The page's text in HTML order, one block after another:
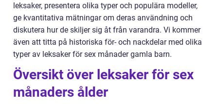
leksaker, presentera olika typer och populära modeller,
ge kvantitativa mätningar om deras användning och
diskutera hur de skiljer sig åt från varandra. Vi kommer
även att titta på historiska för- och nackdelar med olika
typer av leksaker för sex månader gamla barn.
Översikt över leksaker för sex
månaders ålder